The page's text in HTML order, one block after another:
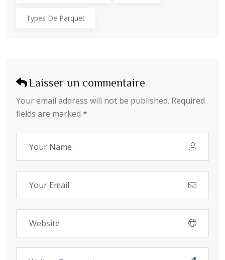
Types De Parquet
Laisser un commentaire
Your email address will not be published. Required
fields are marked *